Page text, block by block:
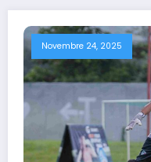
Novembre 24, 2025